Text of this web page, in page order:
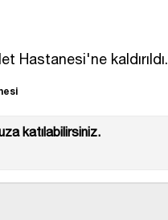
Hastanesi'ne kaldırıldı.
katılabilirsiniz.